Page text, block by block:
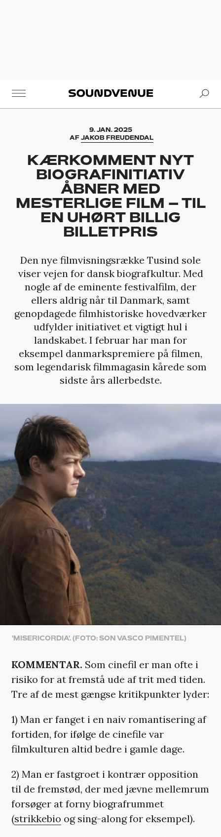
Soundvenue
9. JAN. 2025
AFJAKOB FREUDENDAL
KÆRKOMMENT NYT
BIOGRAFINITIATIV
ÅBNER MED
MESTERLIGE FILM – TIL
EN UHØRT BILLIG
BILLETPRIS
Den nye filmvisningsrække Tusind sole
viser vejen for dansk biografkultur. Med
nogle af de eminente festivalfilm, der
ellers aldrig når til Danmark, samt
genopdagede filmhistoriske hovedværker
udfylder initiativet et vigtigt hul i
landskabet. I februar har man for
eksempel danmarkspremiere på filmen,
som legendarisk filmmagasin kårede som
sidste års allerbedste.
'MISERICORDIA'. (FOTO: SON VASCO PIMENTEL)
KOMMENTAR. Som cinefil er man ofte i
risiko for at fremstå ude af trit med tiden.
Tre af de mest gængse kritikpunkter lyder:
1) Man er fanget i en naiv romantisering af
fortiden, for ifølge de cinefile var
filmkulturen altid bedre i gamle dage.
2) Man er fastgroet i kontrær opposition
til de fremstød, der med jævne mellemrum
forsøger at forny biografrummet
(strikkebio og sing-along for eksempel).